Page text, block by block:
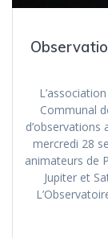
Communal
d’observations
mercredi 28
animateurs de
Jupiter et